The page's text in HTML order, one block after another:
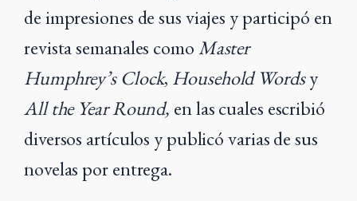
de impresiones de sus viajes y participó en
revista semanales comoMaster
Humphrey’s Clock, Household Wordsy
All the Year Round, en las cuales escribió
diversos artículos y publicó varias de sus
novelas por entrega.